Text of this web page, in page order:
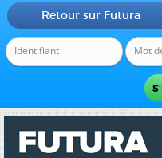
Retour sur Futura